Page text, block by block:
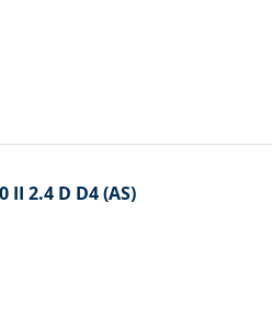
2.4 D D4 (AS)